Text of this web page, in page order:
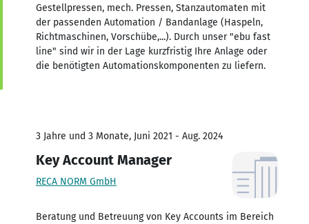
Gestellpressen, mech. Pressen, Stanzautomaten mit
der passenden Automation / Bandanlage (Haspeln,
Richtmaschinen, Vorschübe,...). Durch unser "ebu fast
line" sind wir in der Lage kurzfristig Ihre Anlage oder
die benötigten Automationskomponenten zu liefern.
3 Jahre und 3 Monate, Juni 2021 - Aug. 2024
Key Account Manager
RECA NORM GmbH
Beratung und Betreuung von Key Accounts im Bereich